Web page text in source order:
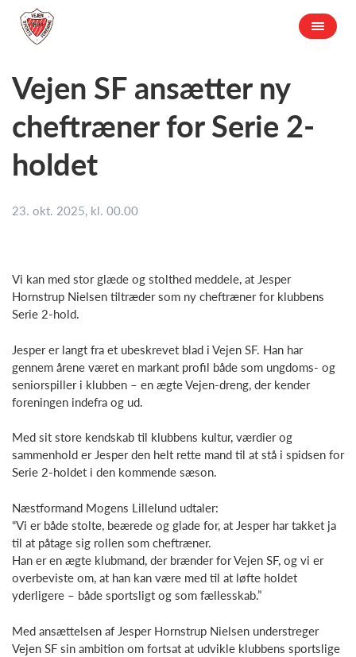
Vejen SF ansætter ny
cheftræner for Serie 2-
holdet
23. okt. 2025, kl. 00.00
Vi kan med stor glæde og stolthed meddele, at Jesper
Hornstrup Nielsen tiltræder som ny cheftræner for klubbens
Serie 2-hold.
Jesper er langt fra et ubeskrevet blad i Vejen SF. Han har
gennem årene været en markant profil både som ungdoms- og
seniorspiller i klubben – en ægte Vejen-dreng, der kender
foreningen indefra og ud.
Med sit store kendskab til klubbens kultur, værdier og
sammenhold er Jesper den helt rette mand til at stå i spidsen for
Serie 2-holdet i den kommende sæson.
Næstformand Mogens Lillelund udtaler:
“Vi er både stolte, beærede og glade for, at Jesper har takket ja
til at påtage sig rollen som cheftræner.
Han er en ægte klubmand, der brænder for Vejen SF, og vi er
overbeviste om, at han kan være med til at løfte holdet
yderligere – både sportsligt og som fællesskab.”
Med ansættelsen af Jesper Hornstrup Nielsen understreger
Vejen SF sin ambition om fortsat at udvikle klubbens sportslige